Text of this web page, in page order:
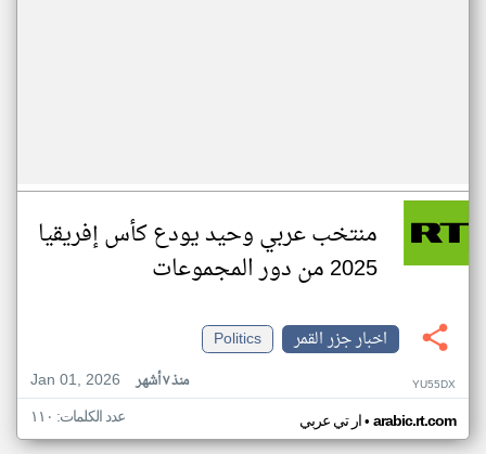
منتخب عربي وحيد يودع كأس إفريقيا
2025 من دور المجموعات
اخبار جزر القمر
Politics
Jan 01, 2026
منذ ٧ أشهر YU55DX
ار تي عربي• arabic.rt.com عدد الكلمات: ١١٠